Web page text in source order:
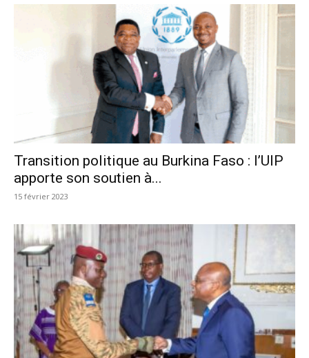
Transition politique au Burkina Faso : l’UIP
apporte son soutien à...
15 février 2023